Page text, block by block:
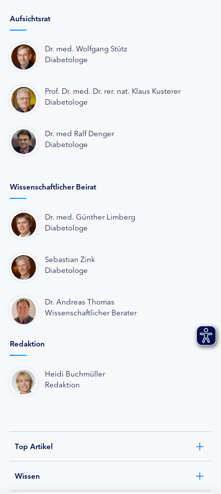
Aufsichtsrat
Dr. med. Wolfgang Stütz
Diabetologe
Prof. Dr. med. Dr. rer. nat. Klaus Kusterer
Diabetologe
Dr. med Ralf Denger
Diabetologe
Wissenschaftlicher Beirat
Dr. med. Günther Limberg
Diabetologe
Sebastian Zink
Diabetologe
Dr. Andreas Thomas
Wissenschaftlicher Berater
Redaktion
Heidi Buchmüller
Redaktion
Top Artikel
Wissen